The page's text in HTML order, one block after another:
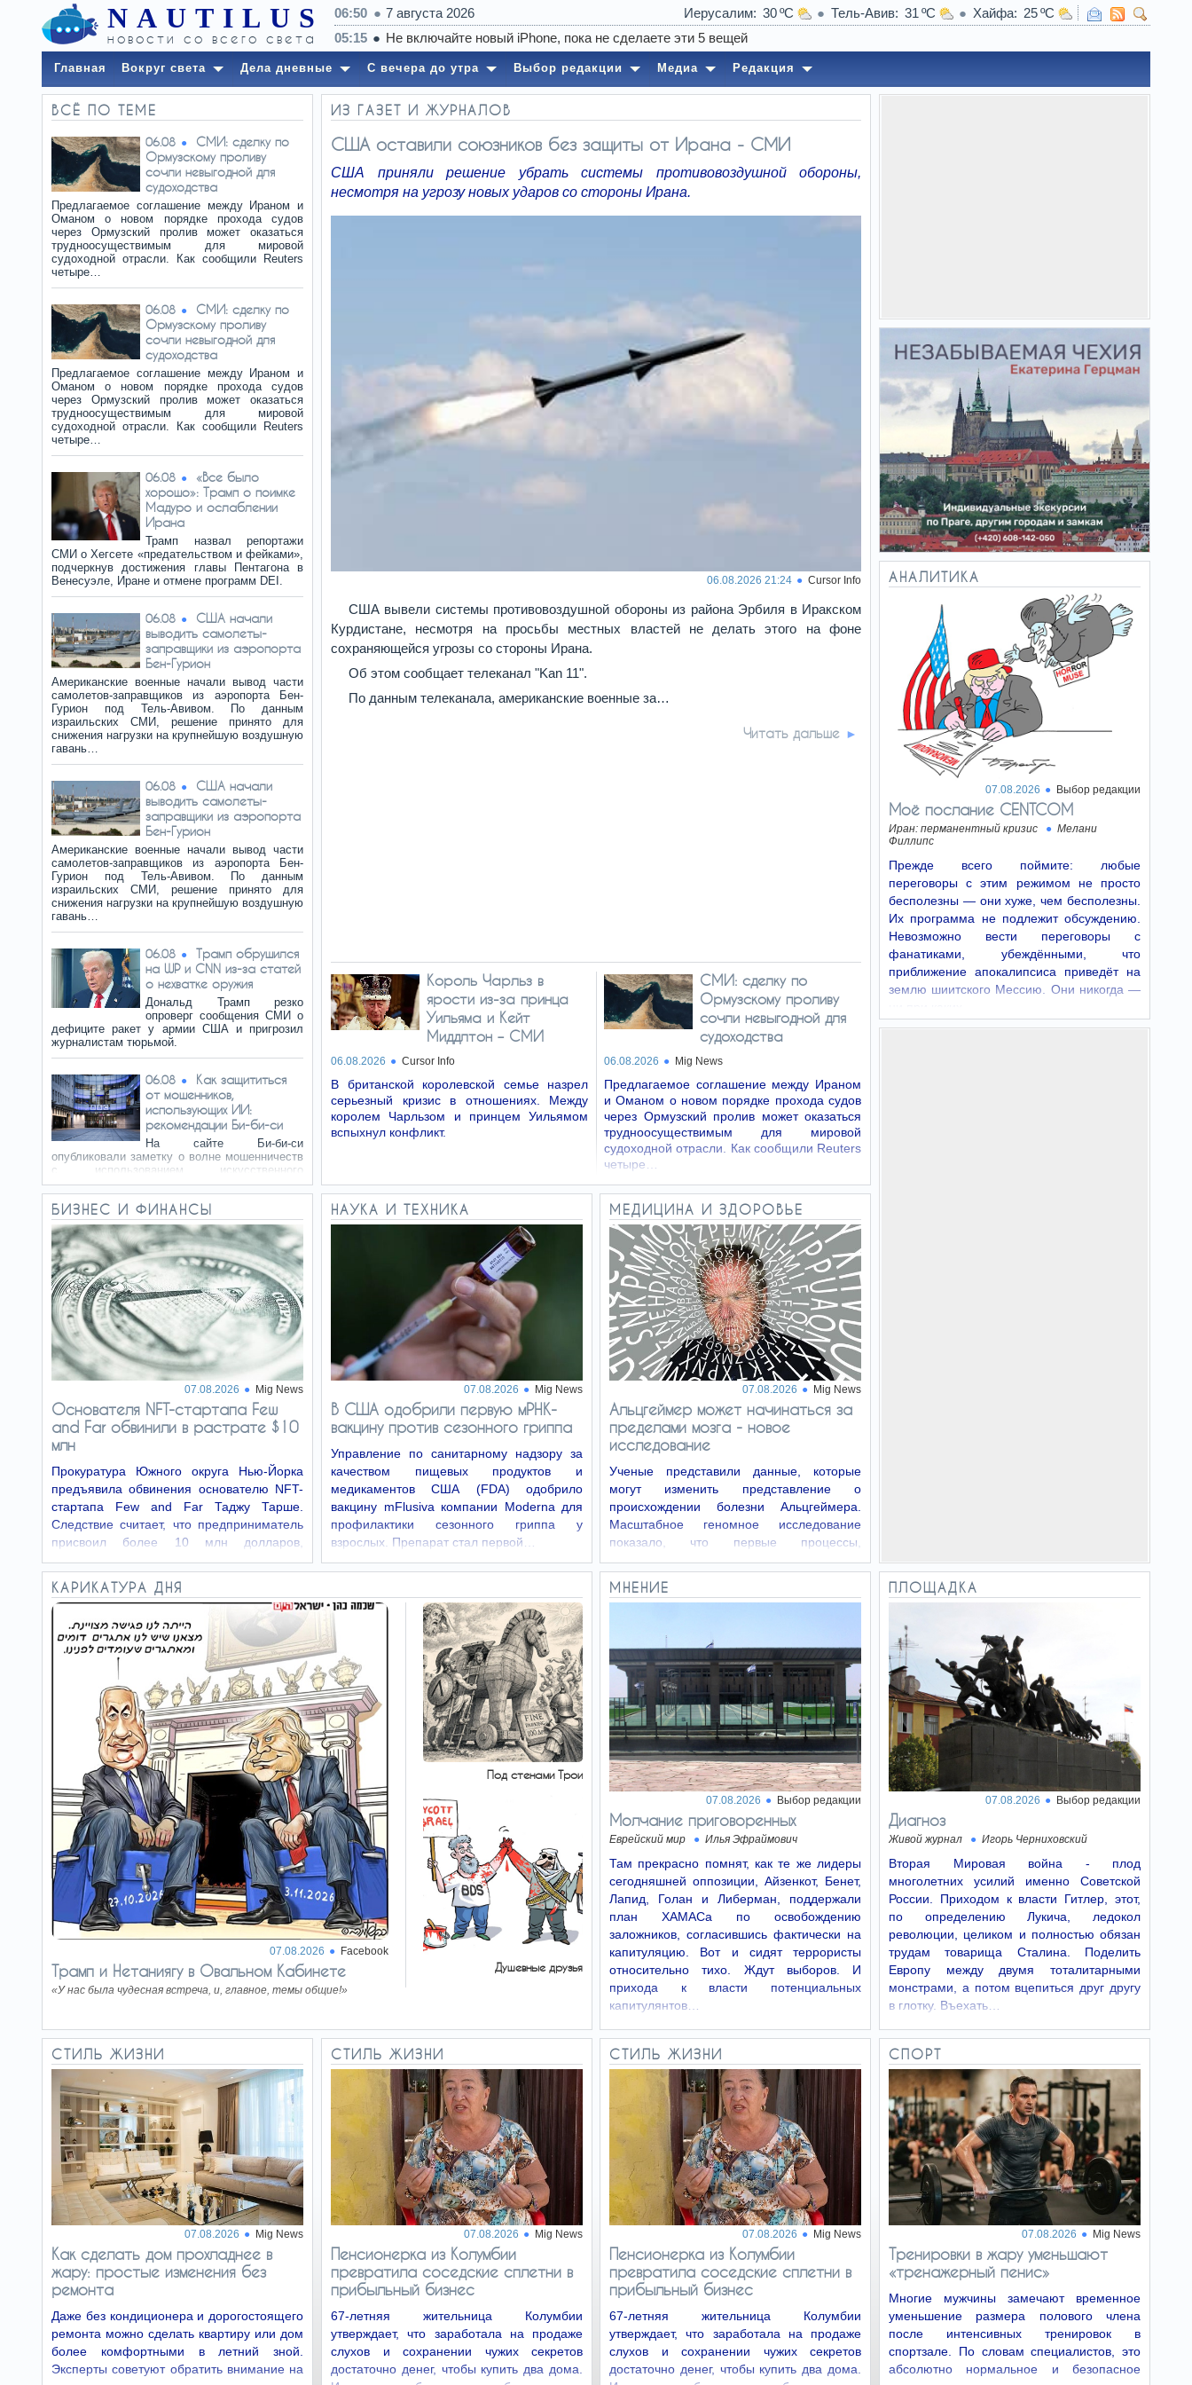
NAUTILUS
новости со всего света
06:50 7 августа 2026 Иерусалим 30 Тель-Авив 31 Хайфа 25
Главная Вокруг света Дела дневные С вечера до утра Выбор редакции Медиа Редакция
ВСЁ ПО ТЕМЕ
06.08
СМИ: сделку по
Ормузскому проливу
сочли невыгодной для
судоходства
Предлагаемое соглашение между Ираном и
Оманом о новом порядке прохода судов
через Ормузский пролив может оказаться
трудноосуществимым для мировой
судоходной отрасли. Как сообщили Reuters
четыре…
06.08
СМИ: сделку по
Ормузскому проливу
сочли невыгодной для
судоходства
Предлагаемое соглашение между Ираном и
Оманом о новом порядке прохода судов
через Ормузский пролив может оказаться
трудноосуществимым для мировой
судоходной отрасли. Как сообщили Reuters
четыре…
06.08
«Все было
хорошо»: Трамп о поимке
Мадуро и ослаблении
Ирана
Трамп назвал репортажи
СМИ о Хегсете «предательством и фейками»,
подчеркнув достижения главы Пентагона в
Венесуэле, Иране и отмене программ DEI.
06.08
США начали
выводить самолеты-
заправщики из аэропорта
Бен-Гурион
Американские военные начали вывод части
самолетов-заправщиков из аэропорта Бен-
Гурион под Тель-Авивом. По данным
израильских СМИ, решение принято для
снижения нагрузки на крупнейшую воздушную
гавань…
06.08
США начали
выводить самолеты-
заправщики из аэропорта
Бен-Гурион
Американские военные начали вывод части
самолетов-заправщиков из аэропорта Бен-
Гурион под Тель-Авивом. По данным
израильских СМИ, решение принято для
снижения нагрузки на крупнейшую воздушную
гавань…
06.08
Трамп обрушился
на WP и CNN из-за статей
о нехватке оружия
Дональд Трамп резко
опроверг сообщения СМИ о
дефиците ракет у армии США и пригрозил
журналистам тюрьмой.
06.08
Как защититься
от мошенников,
использующих ИИ:
рекомендации Би-би-си
На сайте Би-би-си
опубликовали заметку о волне мошенничеств
с использованием искусственного
интеллекта. Преступники создают
реалистичные подделки голоса близких
людей и звонят жертвам, сообщая о…
06.08
Как США
удержал Ливан и Израиль
от эскалации – СМИ
США удерживают Ливан и
Израиль от нового витка
эскалации, пока стороны пытаются
договориться о продлении перемирия.
06.08
Король Чарльз в
ярости из-за принца
Уильяма и Кейт Миддлтон
– СМИ
В британской королевской семье назрел
серьезный кризис в отношениях. Между
королем Чарльзом и принцем Уильямом
вспыхнул конфликт.
БИЗНЕС И ФИНАНСЫ
07.08.2026 Mig News
Основателя NFT-стартапа Few
and Far обвинили в растрате $10
млн
Прокуратура Южного округа Нью-Йорка
предъявила обвинения основателю NFT-
стартапа Few and Far Таджу Тарше.
Следствие считает, что предприниматель
присвоил более 10 млн долларов,
привлеченных от…
ИЗ ГАЗЕТ И ЖУРНАЛОВ
США оставили союзников без защиты от Ирана - СМИ
США приняли решение убрать системы противовоздушной обороны,
несмотря на угрозу новых ударов со стороны Ирана.
06.08.2026 21:24 Cursor Info
США вывели системы противовоздушной обороны из района Эрбиля в Иракском
Курдистане, несмотря на просьбы местных властей не делать этого на фоне
сохраняющейся угрозы со стороны Ирана.
Об этом сообщает телеканал "Kan 11".
По данным телеканала, американские военные за…
Читать дальше
Король Чарльз в
ярости из-за принца
Уильяма и Кейт
Миддлтон – СМИ
06.08.2026 Cursor Info
В британской королевской семье назрел
серьезный кризис в отношениях. Между
королем Чарльзом и принцем Уильямом
вспыхнул конфликт.
СМИ: сделку по
Ормузскому проливу
сочли невыгодной для
судоходства
06.08.2026 Mig News
Предлагаемое соглашение между Ираном
и Оманом о новом порядке прохода судов
через Ормузский пролив может оказаться
трудноосуществимым для мировой
судоходной отрасли. Как сообщили Reuters
четыре…
НАУКА И ТЕХНИКА
07.08.2026 Mig News
В США одобрили первую мРНК-
вакцину против сезонного гриппа
Управление по санитарному надзору за
качеством пищевых продуктов и
медикаментов США (FDA) одобрило
вакцину mFlusiva компании Moderna для
профилактики сезонного гриппа у
взрослых. Препарат стал первой…
МЕДИЦИНА И ЗДОРОВЬЕ
07.08.2026 Mig News
Альцгеймер может начинаться за
пределами мозга - новое
исследование
Ученые представили данные, которые
могут изменить представление о
происхождении болезни Альцгеймера.
Масштабное геномное исследование
показало, что первые процессы,
связанные с развитием заболевания,…
АНАЛИТИКА
07.08.2026 Выбор редакции
Моё послание CENTCOM
Иран: перманентный кризис
Мелани
Филлипс
Прежде всего поймите: любые
переговоры с этим режимом не просто
бесполезны — они хуже, чем бесполезны.
Их программа не подлежит обсуждению.
Невозможно вести переговоры с
фанатиками, убеждёнными, что
приближение апокалипсиса приведёт на
землю шиитского Мессию. Они никогда —
КАРИКАТУРА ДНЯ
07.08.2026 Facebook
Трамп и Нетаниягу в Овальном Кабинете
«У нас была чудесная встреча, и, главное, темы общие!»
Под стенами Трои
Душевные друзья
МНЕНИЕ
07.08.2026 Выбор редакции
Молчание приговоренных
Еврейский мир Илья Эфраймович
Там прекрасно помнят, как те же лидеры
сегодняшней оппозиции, Айзенкот, Бенет,
Лапид, Голан и Либерман, поддержали
план ХАМАСа по освобождению
заложников, согласившись фактически на
капитуляцию. Вот и сидят террористы
относительно тихо. Ждут выборов. И
прихода к власти потенциальных
капитулянтов…
ПЛОЩАДКА
07.08.2026 Выбор редакции
Диагноз
Живой журнал Игорь Черниховский
Вторая Мировая война - плод
многолетних усилий именно Советской
России. Приходом к власти Гитлер, этот,
по определению Лукича, ледокол
революции, целиком и полностью обязан
трудам товарища Сталина. Поделить
Европу между двумя тоталитарными
монстрами, а потом вцепиться друг другу
в глотку. Въехать…
СТИЛЬ ЖИЗНИ
07.08.2026 Mig News
Как сделать дом прохладнее в
жару: простые изменения без
ремонта
Даже без кондиционера и дорогостоящего
ремонта можно сделать квартиру или дом
более комфортными в летний зной.
Эксперты советуют обратить внимание на
СТИЛЬ ЖИЗНИ
07.08.2026 Mig News
Пенсионерка из Колумбии
превратила соседские сплетни в
прибыльный бизнес
67-летняя жительница Колумбии
утверждает, что заработала на продаже
слухов и сохранении чужих секретов
достаточно денег, чтобы купить два дома.
СТИЛЬ ЖИЗНИ
07.08.2026 Mig News
Пенсионерка из Колумбии
превратила соседские сплетни в
прибыльный бизнес
67-летняя жительница Колумбии
утверждает, что заработала на продаже
слухов и сохранении чужих секретов
достаточно денег, чтобы купить два дома.
СПОРТ
07.08.2026 Mig News
Тренировки в жару уменьшают
«тренажерный пенис»
Многие мужчины замечают временное
уменьшение размера полового члена
после интенсивных тренировок в
спортзале. По словам специалистов, это
абсолютно нормальное и безопасное